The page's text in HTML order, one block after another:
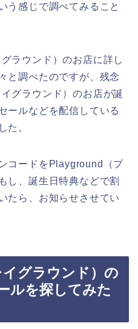
う感じで調べてみること
ラウンド）のお店に詳し
と調べたのですが、残念
グラウンド）のお店が誕
ールなどを配信している
た。
コードをPlayground（プ
し、誕生日特典などで割
たら、お知らせさせてい
グラウンド）の
ルを探してみた